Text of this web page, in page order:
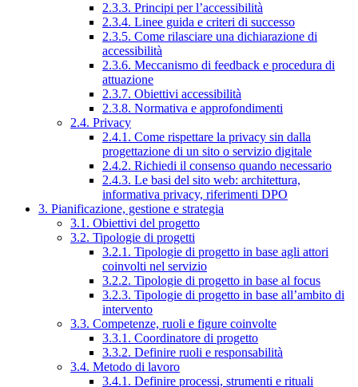
2.3.3. Principi per l’accessibilità
2.3.4. Linee guida e criteri di successo
2.3.5. Come rilasciare una dichiarazione di
accessibilità
2.3.6. Meccanismo di feedback e procedura di
attuazione
2.3.7. Obiettivi accessibilità
2.3.8. Normativa e approfondimenti
2.4. Privacy
2.4.1. Come rispettare la privacy sin dalla
progettazione di un sito o servizio digitale
2.4.2. Richiedi il consenso quando necessario
2.4.3. Le basi del sito web: architettura,
informativa privacy, riferimenti DPO
3. Pianificazione, gestione e strategia
3.1. Obiettivi del progetto
3.2. Tipologie di progetti
3.2.1. Tipologie di progetto in base agli attori
coinvolti nel servizio
3.2.2. Tipologie di progetto in base al focus
3.2.3. Tipologie di progetto in base all’ambito di
intervento
3.3. Competenze, ruoli e figure coinvolte
3.3.1. Coordinatore di progetto
3.3.2. Definire ruoli e responsabilità
3.4. Metodo di lavoro
3.4.1. Definire processi, strumenti e rituali